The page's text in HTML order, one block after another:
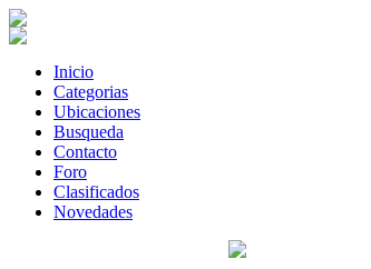
Inicio
Categorias
Ubicaciones
Busqueda
Contacto
Foro
Clasificados
Novedades